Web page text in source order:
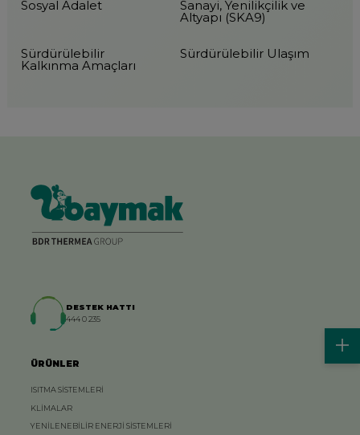
Sosyal Adalet Sanayi, Yenilikçilik ve
Altyapı (SKA9)
Sürdürülebilir
Kalkınma Amaçları
Sürdürülebilir Ulaşım
DESTEK HATTI
444 0 235
ÜRÜNLER
ISITMA SİSTEMLERİ
KLİMALAR
YENİLENEBİLİR ENERJİ SİSTEMLERİ